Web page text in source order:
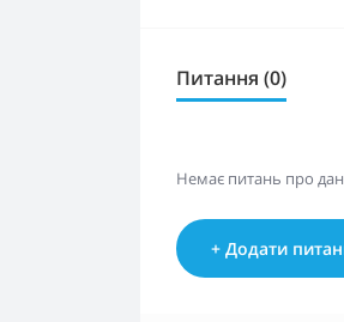
Питання (0)
Немає питань про
+ Додати